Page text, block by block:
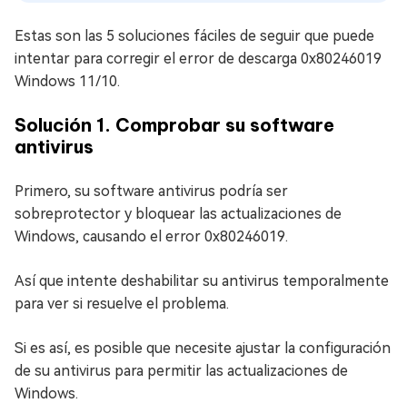
Estas son las 5 soluciones fáciles de seguir que puede
intentar para corregir el error de descarga 0x80246019
Windows 11/10.
Solución 1. Comprobar su software
antivirus
Primero, su software antivirus podría ser
sobreprotector y bloquear las actualizaciones de
Windows, causando el error 0x80246019.
Así que intente deshabilitar su antivirus temporalmente
para ver si resuelve el problema.
Si es así, es posible que necesite ajustar la configuración
de su antivirus para permitir las actualizaciones de
Windows.